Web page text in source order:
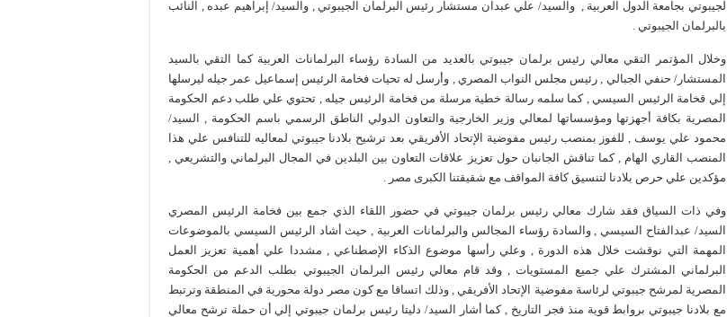
لجيبوتي بجامعة الدول العربية , والسيد/ علي عبدان مستشار رئيس البرلمان الجيبوتي , والسيد/ إبراهيم عبده , النائب
بالبرلمان الجيبوتي .
وخلال المؤتمر التقي معالي رئيس برلمان جيبوتي بالعديد من السادة رؤساء البرلمانات العربية كما التقي بالسيد
المستشار/ حنفي الجبالي , رئيس مجلس النواب المصري , وأرسل له تحيات فخامة الرئيس إسماعيل عمر جيله ليرسلها
إلي قخامة الرئيس السيسي , كما سلمه رسالة خطية مرسلة من فخامة الرئيس جيله , تحتوي علي طلب دعم الحكومة
المصرية بكافة أجهزتها ومؤسساتها لمعالي وزير الخارجية والتعاون الدولي الناطق الرسمي باسم الحكومة , السيد/
محمود علي يوسف , للفوز بمنصب رئيس مفوضية الإتحاد الأفريقي بعد ترشيح بلادنا جيبوتي لمعاليه للتنافس علي هذا
المنصب القاري الهام , كما تناقش الجانبان حول تعزيز علاقات التعاون بين البلدين في المجال البرلماني والتشريعي ,
مؤكدين علي حرص بلادنا لتنسيق كافة المواقف مع شقيقتنا الكبرى مصر .
وفي ذات السياق فقد شارك معالي رئيس برلمان جيبوتي في حضور اللقاء الذي جمع بين فخامة الرئيس المصري
السيد/ عبدالفتاح السيسي , والسادة رؤساء المجالس والبرلمانات العربية , حيث أشاد الرئيس السيسي بالموضوعات
المهمة التي نوقشت خلال هذه الدورة , وعلي رأسها موضوع الذكاء الإصطناعي , مشددا علي أهمية تعزيز العمل
البرلماني المشترك علي جميع المستويات , وقد قام معالي رئيس البرلمان الجيبوتي بطلب الدعم من الحكومة
المصرية لمرشح جيبوتي لرئاسة مفوضية الإتحاد الأفريقي , وذلك اتساقا مع كون مصر دولة محورية في المنطقة وترتبط
مع بلادنا جيبوتي بروابط قوية منذ فجر التاريخ , كما أشار السيد/ دليتا رئيس برلمان جيبوتي إلي أن حملة ترشح معالي